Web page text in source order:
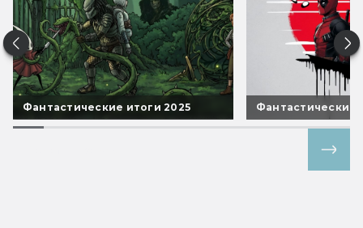
Фантастические итоги 2025 Фантастические